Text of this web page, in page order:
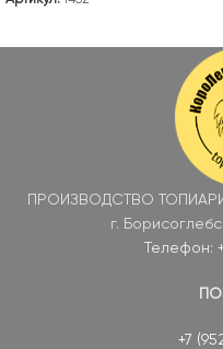
ПРОИЗВОДСТВО
г.
Телефон:
+7